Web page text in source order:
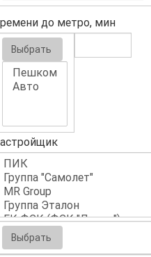
до метро, мин
Выбрать
Выбрать